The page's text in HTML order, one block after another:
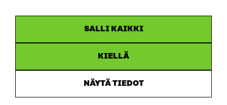
SALLI KAIKKI
KIELLÄ
NÄYTÄ TIEDOT